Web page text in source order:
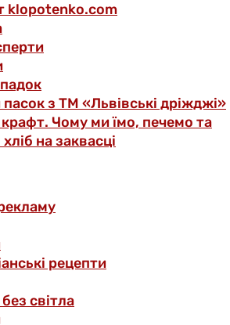
klopotenko.com
з ТМ «Львівські дріжджі»
Чому ми їмо, печемо та
на заквасці
рецепти
світла